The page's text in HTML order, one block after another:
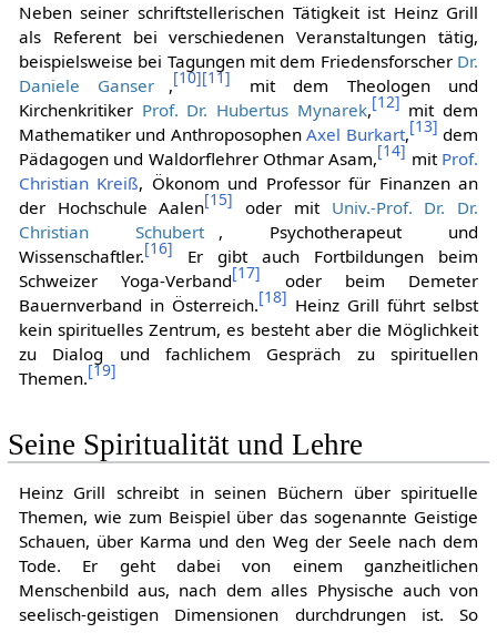
Neben seiner schriftstellerischen Tätigkeit ist Heinz Grill
als Referent bei verschiedenen Veranstaltungen tätig,
beispielsweise bei Tagungen mit dem Friedensforscher Dr.
Daniele Ganser
,[10][11] mit dem Theologen und
Kirchenkritiker Prof. Dr. Hubertus Mynarek,[12] mit dem
Mathematiker und AnthroposophenAxel Burkart,[13] dem
Pädagogen und Waldorflehrer Othmar Asam,[14] mit Prof.
Christian Kreiß, Ökonom und Professor für Finanzen an
der Hochschule Aalen[15] oder mit Univ.-Prof. Dr. Dr.
Christian Schubert
, Psychotherapeut und
Wissenschaftler.[16] Er gibt auch Fortbildungen beim
Schweizer Yoga-Verband[17] oder beim Demeter
Bauernverband in Österreich.[18] Heinz Grill führt selbst
kein spirituelles Zentrum, es besteht aber die Möglichkeit
zu Dialog und fachlichem Gespräch zu spirituellen
Themen.[19]
Seine Spiritualität und Lehre
Heinz Grill schreibt in seinen Büchern über spirituelle
Themen, wie zum Beispiel über das sogenannte Geistige
Schauen, über Karma und den Weg der Seele nach dem
Tode. Er geht dabei von einem ganzheitlichen
Menschenbild aus, nach dem alles Physische auch von
seelisch-geistigen Dimensionen durchdrungen ist. So